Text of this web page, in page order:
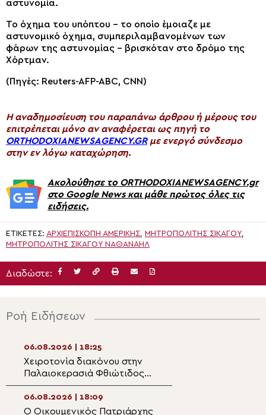
αστυνομία.
Το όχημα του υπόπτου – το οποίο έμοιαζε με
αστυνομικό όχημα, συμπεριλαμβανομένων των
φάρων της αστυνομίας – βρισκόταν στο δρόμο της
Χόρτμαν.
(Πηγές: Reuters-AFP-ABC, CNN)
H αναδημοσίευση του παραπάνω άρθρου ή μέρους του
επιτρέπεται μόνο αν αναφέρεται ως πηγή το
ORTHODOXIANEWSAGENCY.GRμε ενεργό σύνδεσμο
στην εν λόγω καταχώρηση.
Ακολούθησε το ORTHODOXIANEWSAGENCY.gr
στο Google News και μάθε πρώτος όλες τις
ειδήσεις.
ΕΤΙΚΈΤΕΣ: ΑΡΧΙΕΠΙΣΚΟΠΉ ΑΜΕΡΙΚΗΣ ΜΗΤΡΟΠΟΛΊΤΗΣ ΣΙΚΆΓΟΥ
ΜΗΤΡΟΠΟΛΊΤΗΣ ΣΙΚΆΓΟΥ ΝΑΘΑΝΑΉΛ
Διαδώστε:
Ροή Ειδήσεων
06.08.2026 | 18:25
Χειροτονία διακόνου στην
Παλαιοκερασιά Φθιώτιδος
(ΒΙΝΤΕΟ)
06.08.2026 | 18:09
Ο Οικουμενικός Πατριάρχης